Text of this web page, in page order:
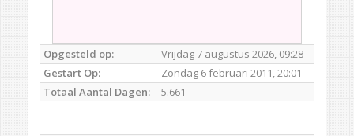
Opgesteld op:
Vrijdag 7 augustus 2026, 09:28
Gestart Op:
Zondag 6 februari 2011, 20:01
Totaal Aantal Dagen:
5.661